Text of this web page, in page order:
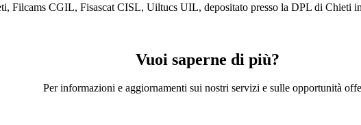
Filcams CGIL, Fisascat CISL, Uiltucs UIL, depositato presso la DPL di Chieti
Vuoi saperne di più?
Per informazioni e aggiornamenti sui nostri servizi e sulle opportunità